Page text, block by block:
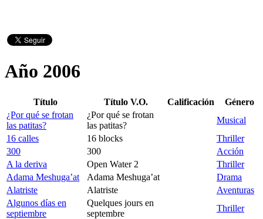
Año 2006
Título Título V.O. Calificación
Género
¿Por qué se frotan
las patitas?
¿Por qué se frotan
las patitas?
Musical
16 calles
16 blocks
Thriller
300
300
Acción
A la deriva
Open Water 2
Thriller
Adama Meshuga’at
Adama Meshuga’at
Drama
Alatriste
Alatriste
Aventuras
Algunos días en
septiembre
Quelques jours en
septembre
Thriller